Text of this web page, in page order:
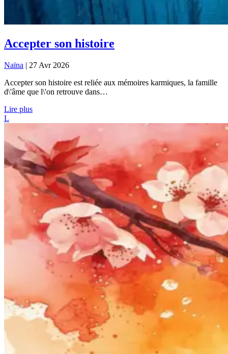
Accepter son histoire
Naïna | 27 Avr 2026
Accepter son histoire est reliée aux mémoires karmiques, la famille
d\'âme que l\'on retrouve dans…
Lire plus
L